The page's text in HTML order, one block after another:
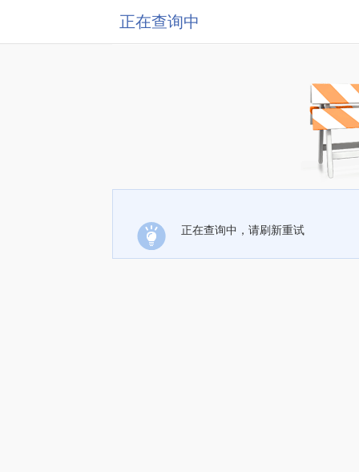
正在查询中
正在查询中，请刷新重试